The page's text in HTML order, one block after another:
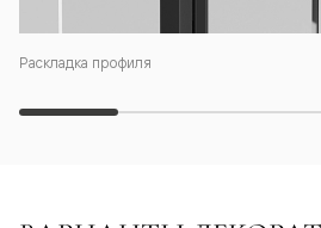
Раскладка профиля